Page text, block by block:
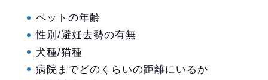
ペットの年齢
性別/避妊去勢の有無
犬種/猫種
病院までどのくらいの距離にいるか